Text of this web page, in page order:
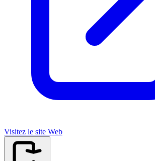
Visitez le site Web